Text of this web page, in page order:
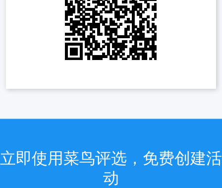
立即使用菜鸟评选，免费创建活
动